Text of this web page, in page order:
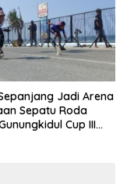
Jadi Arena
Sepatu Roda
Cup III